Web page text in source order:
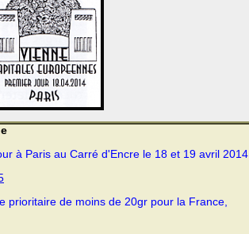
à Paris au Carré d'Encre le 18 et 19 avril 2014
prioritaire de moins de 20gr pour la France,